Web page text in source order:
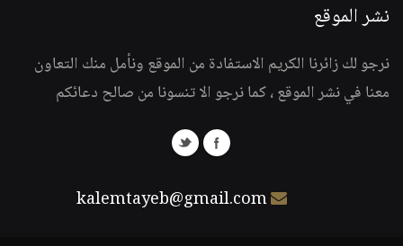
نشر الموقع
نرجو لك زائرنا الكريم الاستفادة من الموقع ونأمل منك التعاون
معنا في نشر الموقع ، كما نرجو الا تنسونا من صالح دعائكم
kalemtayeb@gmail.com